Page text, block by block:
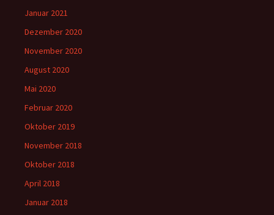
Januar 2021
Dezember 2020
November 2020
August 2020
Mai 2020
Februar 2020
Oktober 2019
November 2018
Oktober 2018
April 2018
Januar 2018